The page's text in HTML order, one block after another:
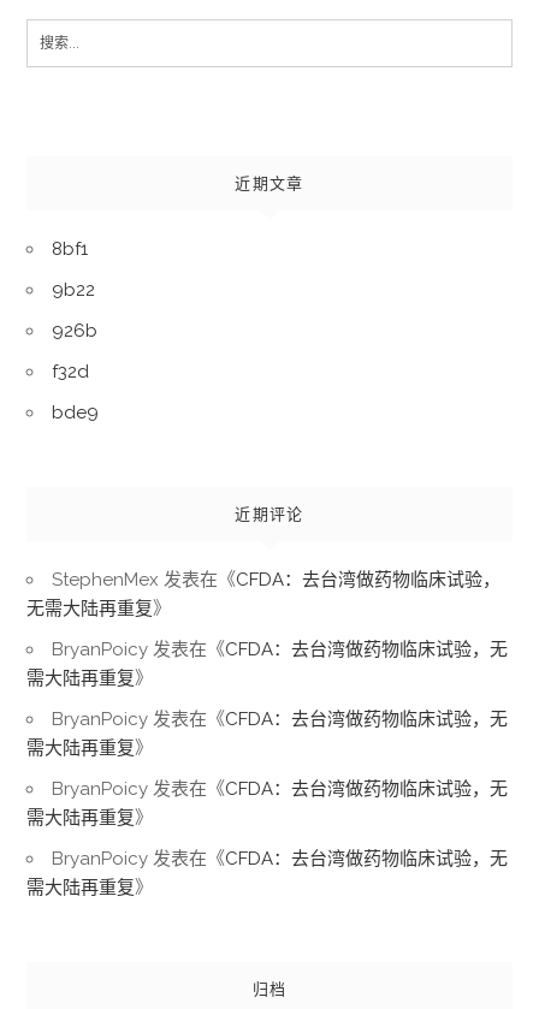
Search
近期文章
8bf1
9b22
926b
f32d
bde9
近期评论
StephenMex 发表在《CFDA：去台湾做药物临床试验，
无需大陆再重复》
BryanPoicy 发表在《CFDA：去台湾做药物临床试验，无
需大陆再重复》
BryanPoicy 发表在《CFDA：去台湾做药物临床试验，无
需大陆再重复》
BryanPoicy 发表在《CFDA：去台湾做药物临床试验，无
需大陆再重复》
BryanPoicy 发表在《CFDA：去台湾做药物临床试验，无
需大陆再重复》
归档